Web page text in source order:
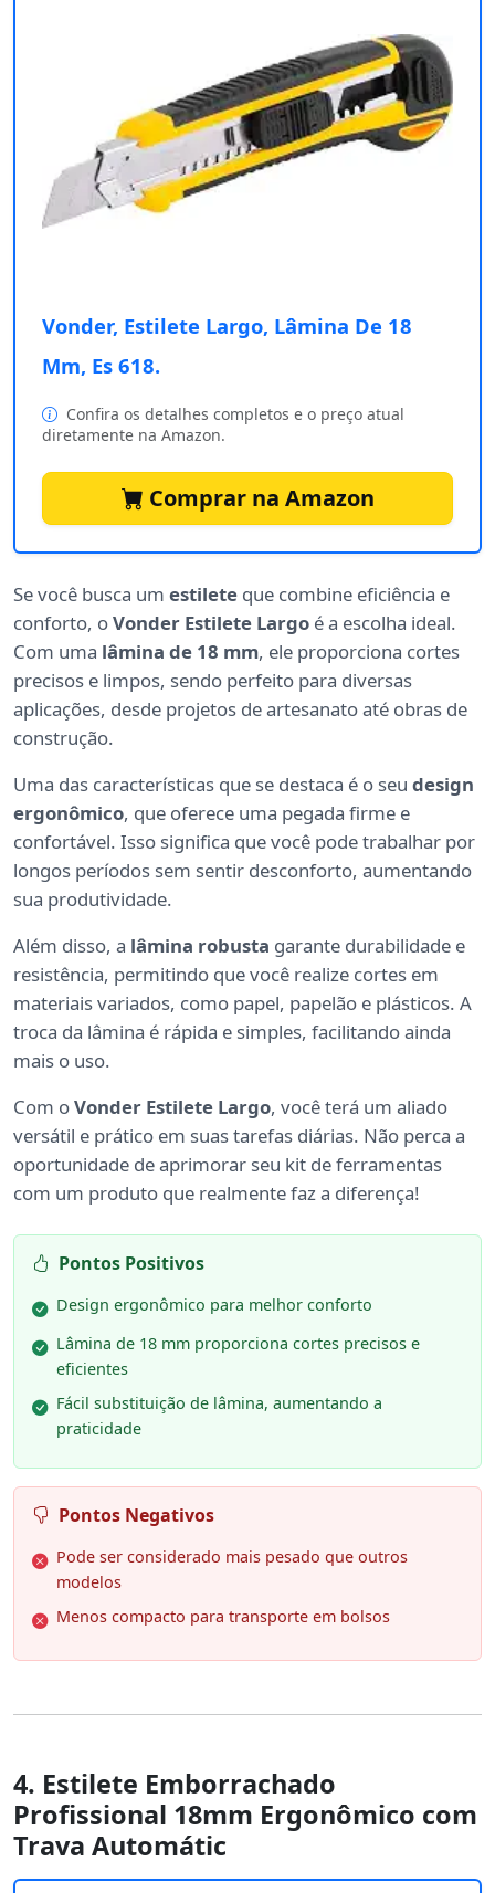
Vonder, Estilete Largo, Lâmina De 18
Mm, Es 618.
Confira os detalhes completos e o preço atual
diretamente na Amazon.
Comprar na Amazon
Se você busca um estilete que combine eficiência e
conforto, oVonder Estilete Largo é a escolha ideal.
Com uma lâmina de 18 mm, ele proporciona cortes
precisos e limpos, sendo perfeito para diversas
aplicações, desde projetos de artesanato até obras de
construção.
Uma das características que se destaca é o seu design
ergonômico, que oferece uma pegada firme e
confortável. Isso significa que você pode trabalhar por
longos períodos sem sentir desconforto, aumentando
sua produtividade.
Além disso, a lâmina robusta garante durabilidade e
resistência, permitindo que você realize cortes em
materiais variados, como papel, papelão e plásticos. A
troca da lâmina é rápida e simples, facilitando ainda
mais o uso.
Com oVonder Estilete Largo, você terá um aliado
versátil e prático em suas tarefas diárias. Não perca a
oportunidade de aprimorar seu kit de ferramentas
com um produto que realmente faz a diferença!
Pontos Positivos
Design ergonômico para melhor conforto
Lâmina de 18 mm proporciona cortes precisos e
eficientes
Fácil substituição de lâmina, aumentando a
praticidade
Pontos Negativos
Pode ser considerado mais pesado que outros
modelos
Menos compacto para transporte em bolsos
4. Estilete Emborrachado
Profissional 18mm Ergonômico com
Trava Automátic